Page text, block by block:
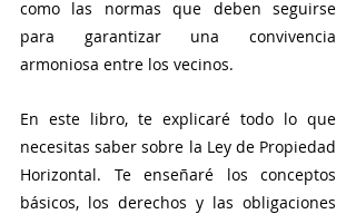
como las normas que deben seguirse
para garantizar una convivencia
armoniosa entre los vecinos.
En este libro, te explicaré todo lo que
necesitas saber sobre la Ley de Propiedad
Horizontal. Te enseñaré los conceptos
básicos, los derechos y las obligaciones